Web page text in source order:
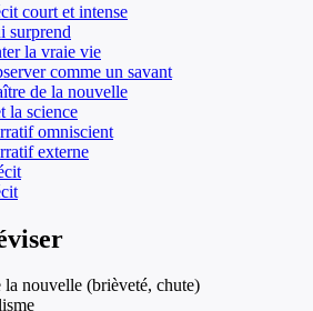
court et intense
surprend
la vraie vie
comme un savant
de la nouvelle
la science
omniscient
externe
la nouvelle (brièveté, chute)